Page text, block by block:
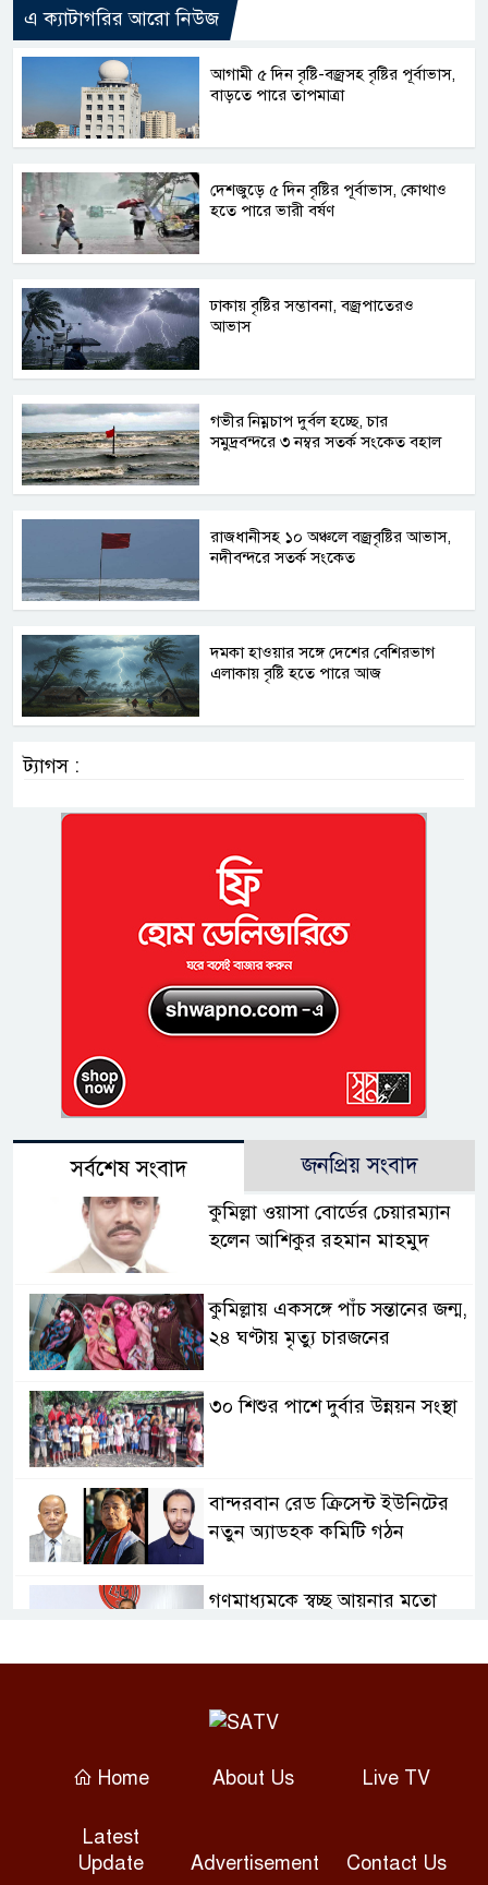
এ ক্যাটাগরির আরো নিউজ
আগামী ৫ দিন বৃষ্টি-বজ্রসহ বৃষ্টির পূর্বাভাস,
বাড়তে পারে তাপমাত্রা
দেশজুড়ে ৫ দিন বৃষ্টির পূর্বাভাস, কোথাও
হতে পারে ভারী বর্ষণ
ঢাকায় বৃষ্টির সম্ভাবনা, বজ্রপাতেরও
আভাস
গভীর নিম্নচাপ দুর্বল হচ্ছে, চার
সমুদ্রবন্দরে ৩ নম্বর সতর্ক সংকেত বহাল
রাজধানীসহ ১০ অঞ্চলে বজ্রবৃষ্টির আভাস,
নদীবন্দরে সতর্ক সংকেত
দমকা হাওয়ার সঙ্গে দেশের বেশিরভাগ
এলাকায় বৃষ্টি হতে পারে আজ
ট্যাগস :
সর্বশেষ সংবাদ জনপ্রিয় সংবাদ
কুমিল্লা ওয়াসা বোর্ডের চেয়ারম্যান
হলেন আশিকুর রহমান মাহমুদ
কুমিল্লায় একসঙ্গে পাঁচ সন্তানের জন্ম,
২৪ ঘণ্টায় মৃত্যু চারজনের
৩০ শিশুর পাশে দুর্বার উন্নয়ন সংস্থা
বান্দরবান রেড ক্রিসেন্ট ইউনিটের
নতুন অ্যাডহক কমিটি গঠন
গণমাধ্যমকে স্বচ্ছ আয়নার মতো
সাতক্ষীরায় স্মারকলিপি, আলোচনা
Home About Us Live TV
Latest
Update
Advertisement Contact Us